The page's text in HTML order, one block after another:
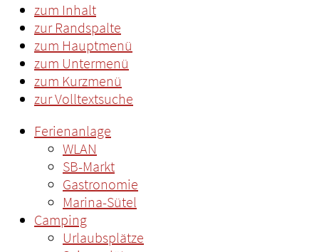
zum Inhalt
zur Randspalte
zum Hauptmenü
zum Untermenü
zum Kurzmenü
zur Volltextsuche
Ferienanlage
WLAN
SB-Markt
Gastronomie
Marina-Sütel
Camping
Urlaubsplätze